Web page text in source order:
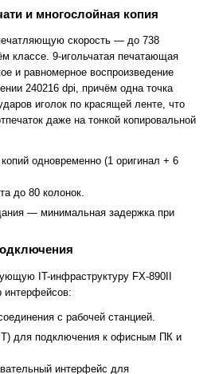
и многослойная копия
скорость — до 738
классе. 9-игольчатая печатающая
и равномерное воспроизведение
240216 dpi, причём одна точка
иголок по красящей ленте, что
даже на тонкой копировальной
одновременно (1 оригинал + 6
до 80 колонок.
— минимальная задержка при
IT-инфраструктуру FX-890II
интерфейсов:
с рабочей станцией.
для подключения к офисным ПК и
интерфейс для